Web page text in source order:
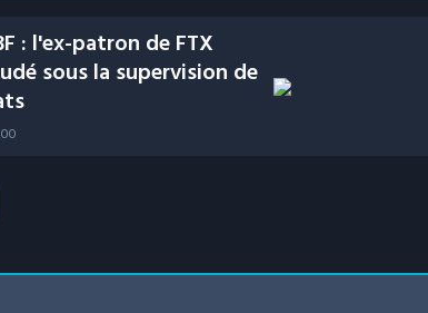
: l'ex-patron de FTX
sous la supervision de